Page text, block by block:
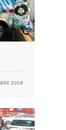
2018